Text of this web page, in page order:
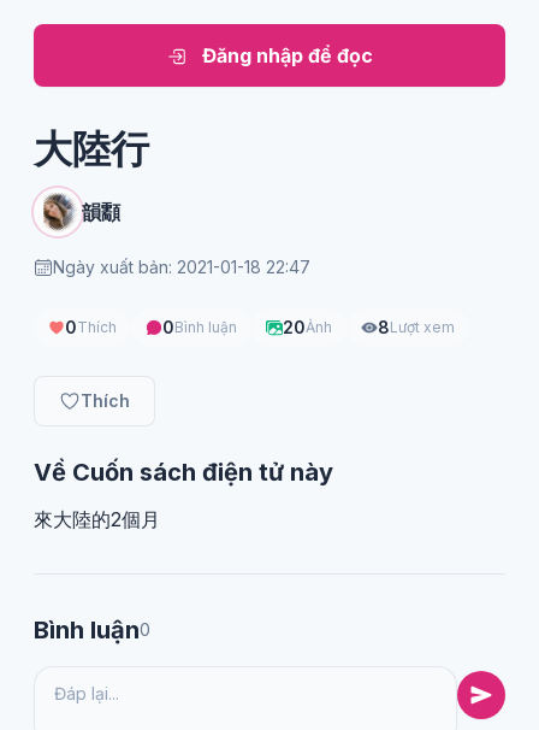
Đăng nhập để đọc
大陸行
韻顬
Ngày xuất bản: 2021-01-18 22:47
0Thích 0Bình luận 20Ảnh 8Lượt xem
Thích
Về Cuốn sách điện tử này
來大陸的2個月
Bình luận0